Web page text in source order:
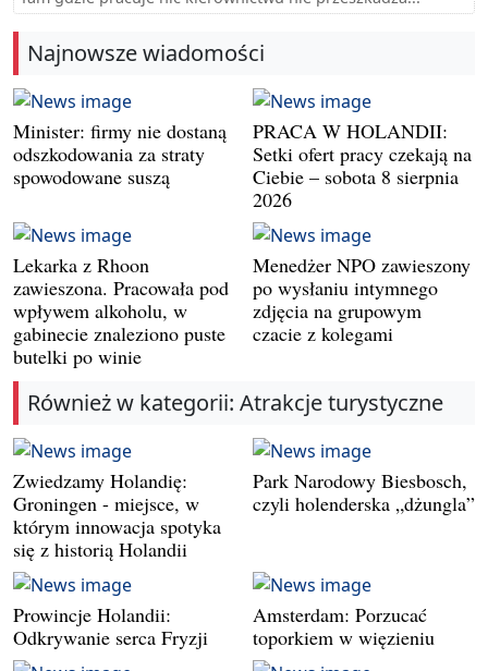
Najnowsze wiadomości
Minister: firmy nie dostaną
odszkodowania za straty
spowodowane suszą
PRACA W HOLANDII:
Setki ofert pracy czekają na
Ciebie – sobota 8 sierpnia
2026
Lekarka z Rhoon
zawieszona. Pracowała pod
wpływem alkoholu, w
gabinecie znaleziono puste
butelki po winie
Menedżer NPO zawieszony
po wysłaniu intymnego
zdjęcia na grupowym
czacie z kolegami
Również w kategorii: Atrakcje turystyczne
Zwiedzamy Holandię:
Groningen - miejsce, w
którym innowacja spotyka
się z historią Holandii
Park Narodowy Biesbosch,
czyli holenderska „dżungla”
Prowincje Holandii:
Odkrywanie serca Fryzji
Amsterdam: Porzucać
toporkiem w więzieniu